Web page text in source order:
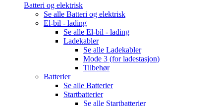
Batteri og elektrisk
Se alle Batteri og elektrisk
El-bil - lading
Se alle El-bil - lading
Ladekabler
Se alle Ladekabler
Mode 3 (for ladestasjon)
Tilbehør
Batterier
Se alle Batterier
Startbatterier
Se alle Startbatterier